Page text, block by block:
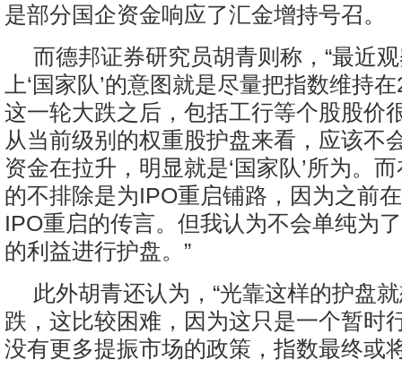
是部分国企资金响应了汇金增持号召。
而德邦证券研究员胡青则称，“最近
上‘国家队’的意图就是尽量把指数维持
这一轮大跌之后，包括工行等个股股价
从当前级别的权重股护盘来看，应该不
资金在拉升，明显就是‘国家队’所为。
的不排除是为IPO重启铺路，因为之前
IPO重启的传言。但我认为不会单纯为
的利益进行护盘。”
此外胡青还认为，“光靠这样的护盘
跌，这比较困难，因为这只是一个暂时
没有更多提振市场的政策，指数最终或